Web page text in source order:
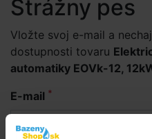
Strážny pes
Vložte svoj e-mail a
dostupnosti tovaru
automatiky EOVk-12,
E-mail *